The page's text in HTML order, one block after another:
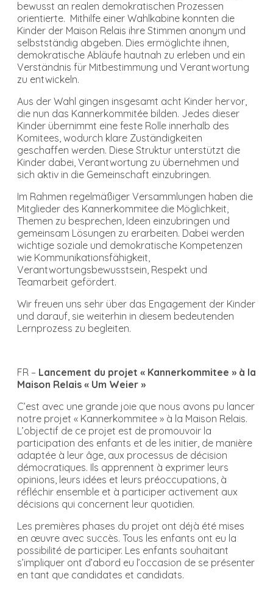
bewusst an realen demokratischen Prozessen
orientierte. Mithilfe einer Wahlkabine konnten die
Kinder der Maison Relais ihre Stimmen anonym und
selbstständig abgeben. Dies ermöglichte ihnen,
demokratische Abläufe hautnah zu erleben und ein
Verständnis für Mitbestimmung und Verantwortung
zu entwickeln.
Aus der Wahl gingen insgesamt acht Kinder hervor,
die nun das Kannerkommitée bilden. Jedes dieser
Kinder übernimmt eine feste Rolle innerhalb des
Komitees, wodurch klare Zuständigkeiten
geschaffen werden. Diese Struktur unterstützt die
Kinder dabei, Verantwortung zu übernehmen und
sich aktiv in die Gemeinschaft einzubringen.
Im Rahmen regelmäßiger Versammlungen haben die
Mitglieder des Kannerkommitee die Möglichkeit,
Themen zu besprechen, Ideen einzubringen und
gemeinsam Lösungen zu erarbeiten. Dabei werden
wichtige soziale und demokratische Kompetenzen
wie Kommunikationsfähigkeit,
Verantwortungsbewusstsein, Respekt und
Teamarbeit gefördert.
Wir freuen uns sehr über das Engagement der Kinder
und darauf, sie weiterhin in diesem bedeutenden
Lernprozess zu begleiten.
FR – Lancement du projet « Kannerkommitee » à la
Maison Relais « Um Weier »
C’est avec une grande joie que nous avons pu lancer
notre projet « Kannerkommitee » à la Maison Relais.
L’objectif de ce projet est de promouvoir la
participation des enfants et de les initier, de manière
adaptée à leur âge, aux processus de décision
démocratiques. Ils apprennent à exprimer leurs
opinions, leurs idées et leurs préoccupations, à
réfléchir ensemble et à participer activement aux
décisions qui concernent leur quotidien.
Les premières phases du projet ont déjà été mises
en œuvre avec succès. Tous les enfants ont eu la
possibilité de participer. Les enfants souhaitant
s’impliquer ont d’abord eu l’occasion de se présenter
en tant que candidates et candidats.